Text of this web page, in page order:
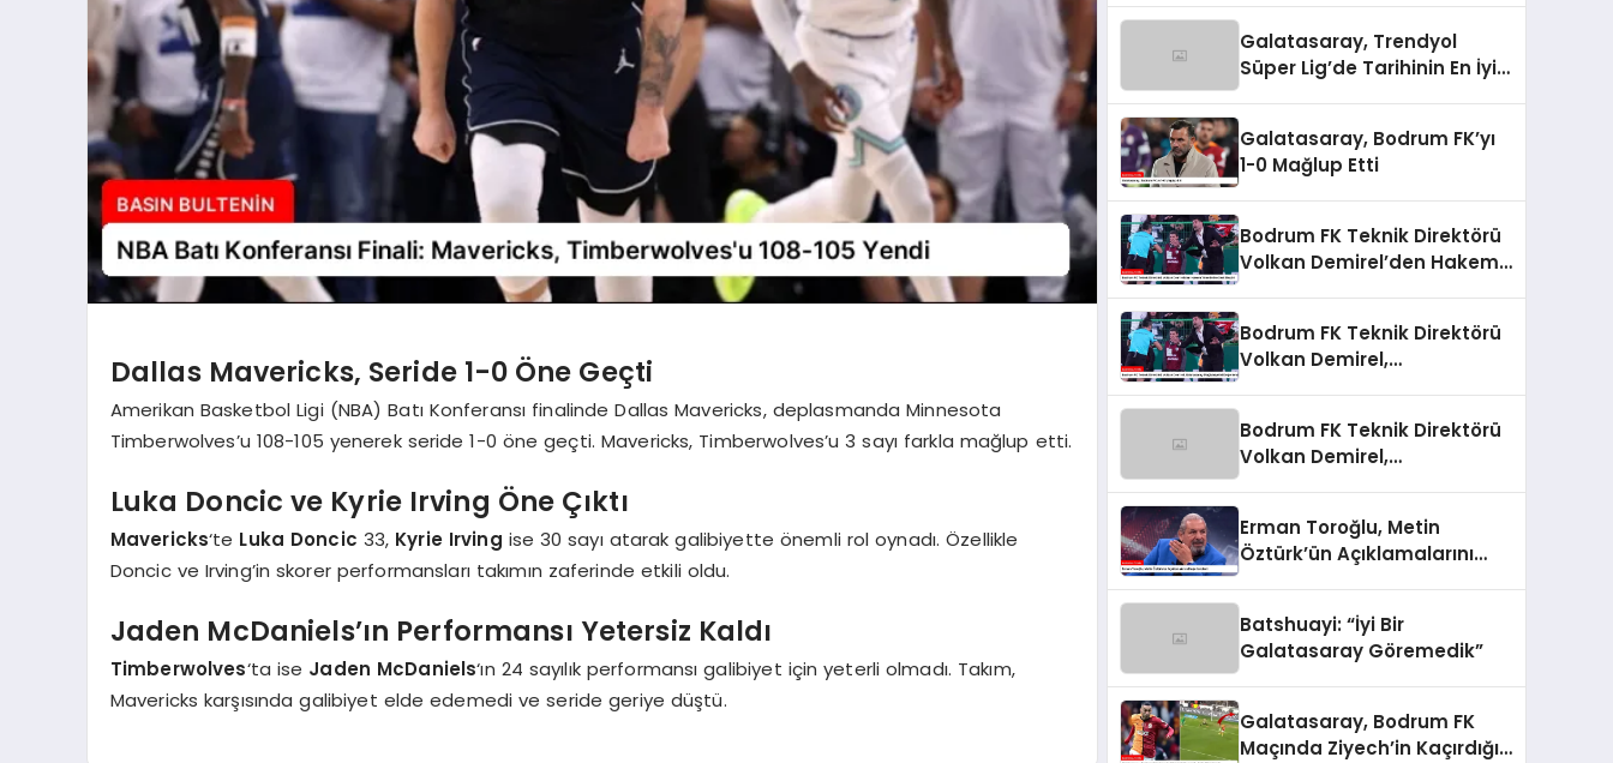
Dallas Mavericks, Seride 1-0 Öne Geçti
Amerikan Basketbol Ligi (NBA) Batı Konferansı finalinde Dallas Mavericks, deplasmanda Minnesota
Timberwolves’u 108-105 yenerek seride 1-0 öne geçti. Mavericks, Timberwolves’u 3 sayı farkla mağlup etti.
Luka Doncic ve Kyrie Irving Öne Çıktı
Mavericks‘te Luka Doncic 33, Kyrie Irving ise 30 sayı atarak galibiyette önemli rol oynadı. Özellikle
Doncic ve Irving’in skorer performansları takımın zaferinde etkili oldu.
Jaden McDaniels’ın Performansı Yetersiz Kaldı
Timberwolves‘ta ise Jaden McDaniels‘ın 24 sayılık performansı galibiyet için yeterli olmadı. Takım,
Mavericks karşısında galibiyet elde edemedi ve seride geriye düştü.
Galatasaray, Trendyol
Süper Lig’de Tarihinin En İyi
Galatasaray, Bodrum FK’yı
1-0 Mağlup Etti
Bodrum FK Teknik Direktörü
Volkan Demirel’den Hakem
Bodrum FK Teknik Direktörü
Volkan Demirel,
Bodrum FK Teknik Direktörü
Volkan Demirel,
Erman Toroğlu, Metin
Öztürk’ün Açıklamalarını
Batshuayi: “İyi Bir
Galatasaray Göremedik”
Galatasaray, Bodrum FK
Maçında Ziyech’in Kaçırdığı